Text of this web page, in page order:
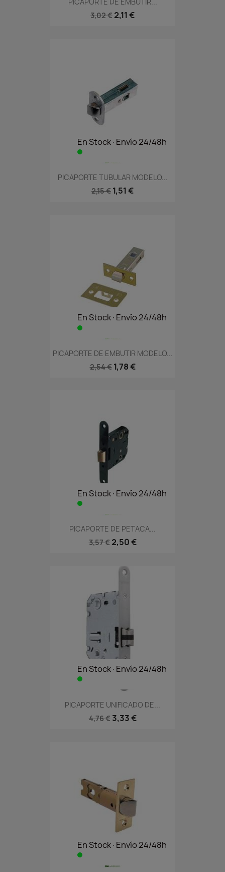
3,02 € 2,11 €
En Stock·Envío 24/48h
PICAPORTE TUBULAR MODELO...
2,15 € 1,51 €
En Stock·Envío 24/48h
PICAPORTE DE EMBUTIR MODELO...
2,54 € 1,78 €
En Stock·Envío 24/48h
PICAPORTE DE PETACA...
3,57 € 2,50 €
En Stock·Envío 24/48h
PICAPORTE UNIFICADO DE...
4,76 € 3,33 €
En Stock·Envío 24/48h